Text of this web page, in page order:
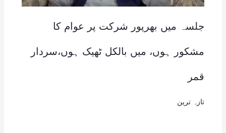
جلسہ میں بھرپور شرکت پر عوام کا
مشکور ہوں، میں بالکل ٹھیک ہوں،سردار
قمر
تازہ ترین